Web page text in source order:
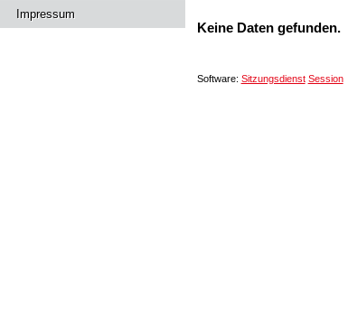
Impressum
Keine Daten gefunden.
Software: Sitzungsdienst Session